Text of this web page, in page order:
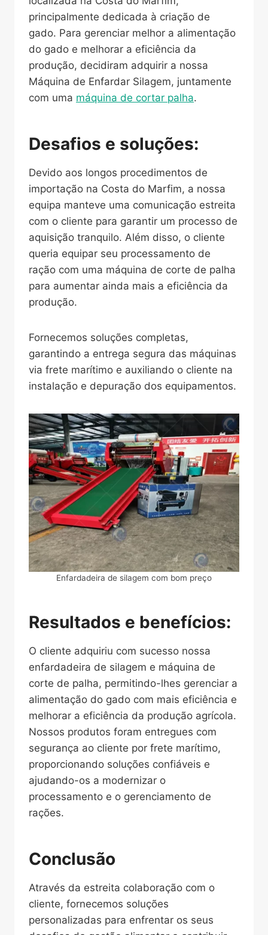
principalmente dedicada à criação de
gado. Para gerenciar melhor a alimentação
do gado e melhorar a eficiência da
produção, decidiram adquirir a nossa
Máquina de Enfardar Silagem, juntamente
com uma máquina de cortar palha.
Desafios e soluções:
Devido aos longos procedimentos de
importação na Costa do Marfim, a nossa
equipa manteve uma comunicação estreita
com o cliente para garantir um processo de
aquisição tranquilo. Além disso, o cliente
queria equipar seu processamento de
ração com uma máquina de corte de palha
para aumentar ainda mais a eficiência da
produção.
Fornecemos soluções completas,
garantindo a entrega segura das máquinas
via frete marítimo e auxiliando o cliente na
instalação e depuração dos equipamentos.
Enfardadeira de silagem com bom preço
Resultados e benefícios:
O cliente adquiriu com sucesso nossa
enfardadeira de silagem e máquina de
corte de palha, permitindo-lhes gerenciar a
alimentação do gado com mais eficiência e
melhorar a eficiência da produção agrícola.
Nossos produtos foram entregues com
segurança ao cliente por frete marítimo,
proporcionando soluções confiáveis ​​e
ajudando-os a modernizar o
processamento e o gerenciamento de
rações.
Conclusão
Através da estreita colaboração com o
cliente, fornecemos soluções
personalizadas para enfrentar os seus